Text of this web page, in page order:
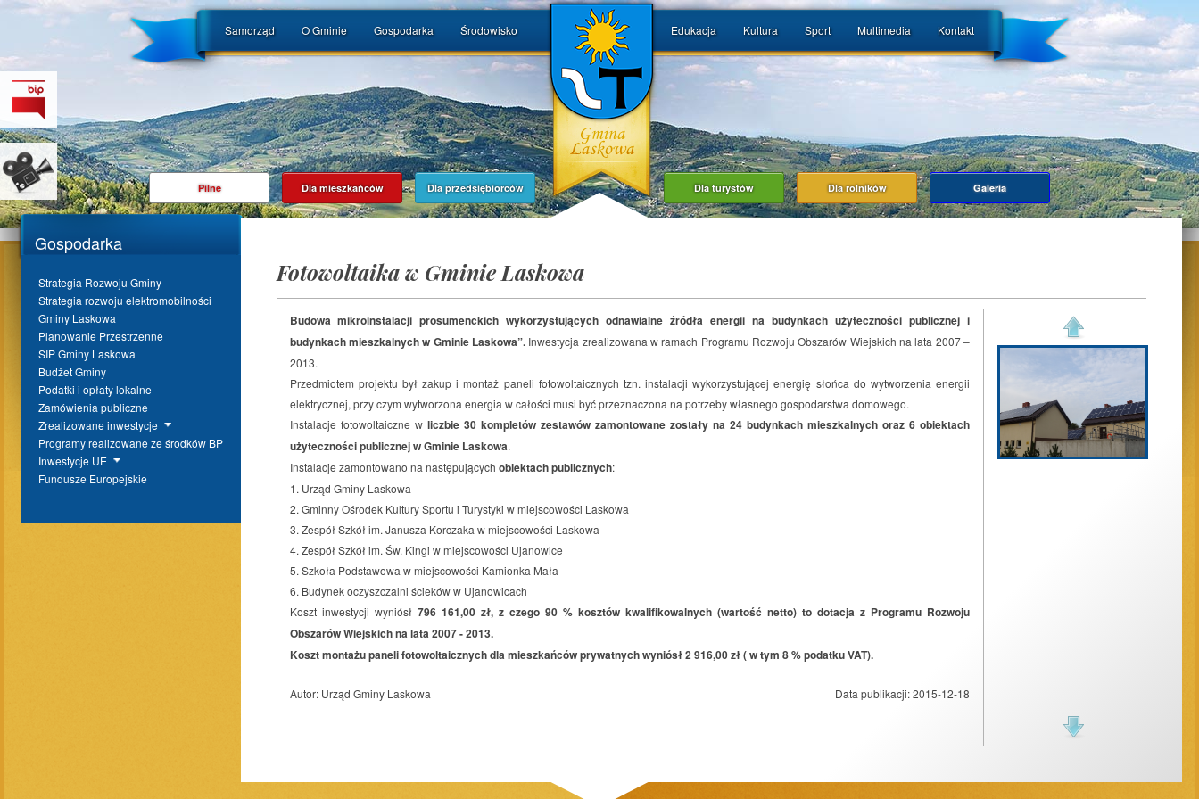
Samorząd O Gminie Gospodarka Środowisko Edukacja Kultura Sport Multimedia Kontakt
Pilne Dla mieszkańców Dla przedsiębiorców Dla turystów Dla rolników Galeria
Gospodarka
Strategia Rozwoju Gminy
Strategia rozwoju elektromobilności
Gminy Laskowa
Planowanie Przestrzenne
SIP Gminy Laskowa
Budżet Gminy
Podatki i opłaty lokalne
Zamówienia publiczne
Zrealizowane inwestycje
Programy realizowane ze środków BP
Inwestycje UE
Fundusze Europejskie
Fotowoltaika w Gminie Laskowa
Budowa mikroinstalacji prosumenckich wykorzystujących odnawialne źródła energii na budynkach użyteczności publicznej i
budynkach mieszkalnych w Gminie Laskowa”. Inwestycja zrealizowana w ramach Programu Rozwoju Obszarów Wiejskich na lata 2007 –
2013.
Przedmiotem projektu był zakup i montaż paneli fotowoltaicznych tzn. instalacji wykorzystującej energię słońca do wytworzenia energii
elektrycznej, przy czym wytworzona energia w całości musi być przeznaczona na potrzeby własnego gospodarstwa domowego.
Instalacje fotowoltaiczne w liczbie 30 kompletów zestawów zamontowane zostały na 24 budynkach mieszkalnych oraz 6 obiektach
użyteczności publicznej w Gminie Laskowa.
Instalacje zamontowano na następujących obiektach publicznych:
1. Urząd Gminy Laskowa
2. Gminny Ośrodek Kultury Sportu i Turystyki w miejscowości Laskowa
3. Zespół Szkół im. Janusza Korczaka w miejscowości Laskowa
4. Zespół Szkół im. Św. Kingi w miejscowości Ujanowice
5. Szkoła Podstawowa w miejscowości Kamionka Mała
6. Budynek oczyszczalni ścieków w Ujanowicach
Koszt inwestycji wyniósł 796 161,00 zł, z czego 90 % kosztów kwalifikowalnych (wartość netto) to dotacjaz Programu Rozwoju
Obszarów Wiejskich na lata 2007 - 2013.
Koszt montażu paneli fotowoltaicznych dla mieszkańców prywatnych wyniósł 2 916,00 zł ( w tym 8 % podatku VAT).
Autor: Urząd Gminy Laskowa Data publikacji:2015-12-18